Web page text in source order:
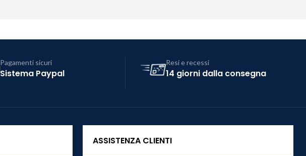
Pagamenti sicuri
Sistema Paypal
Resi e recessi
14 giorni dalla consegna
ASSISTENZA CLIENTI